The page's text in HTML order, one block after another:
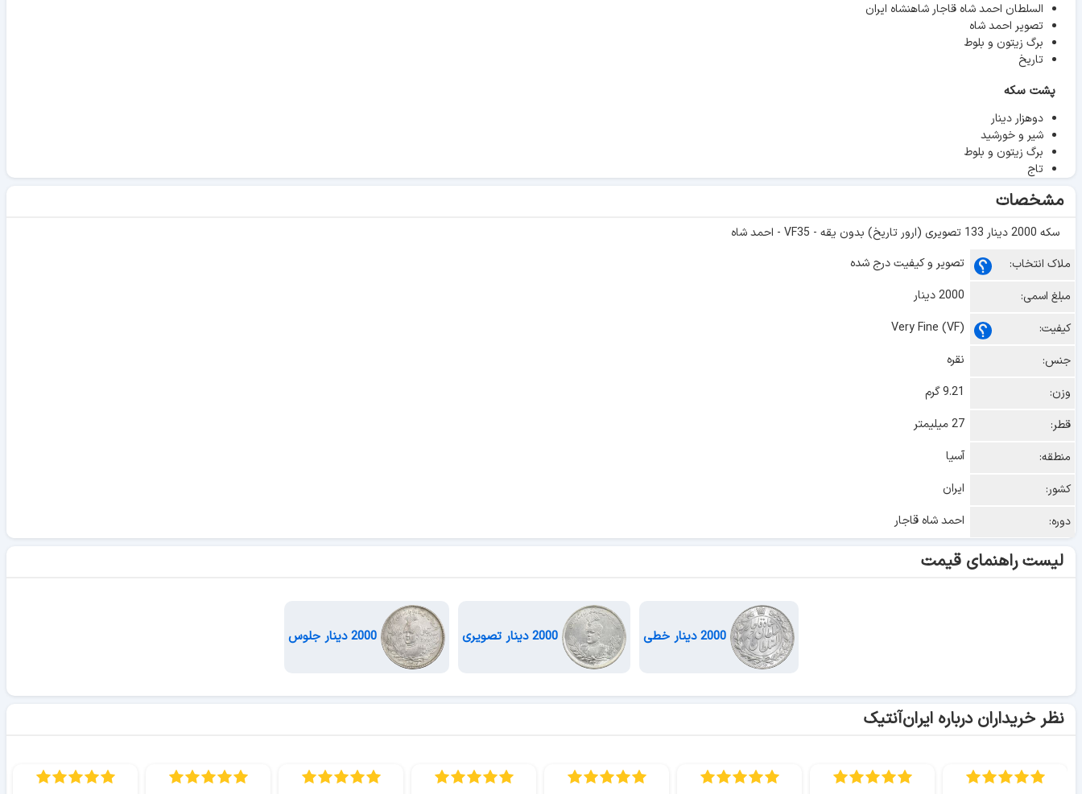
السلطان احمد شاه قاجار شاهنشاه ایران
تصویر احمد شاه
برگ زیتون و بلوط
تاریخ
پشت سکه
دوهزار دینار
شیر و خورشید
برگ زیتون و بلوط
تاج
مشخصات
سکه 2000 دینار 133 تصویری (ارور تاریخ) بدون یقه - VF35 - احمد شاه
ملاک انتخاب:
تصویر و کیفیت درج شده
مبلغ اسمی:
2000 دینار
کیفیت:
Very Fine (VF)
جنس:
نقره
وزن:
9.21 گرم
قطر:
27 میلیمتر
منطقه:
آسیا
کشور:
ایران
دوره:
احمد شاه قاجار
لیست راهنمای قیمت
2000 دینار خطی 2000 دینار تصویری 2000 دینار جلوس
نظر خریداران درباره ایران‌آنتیک